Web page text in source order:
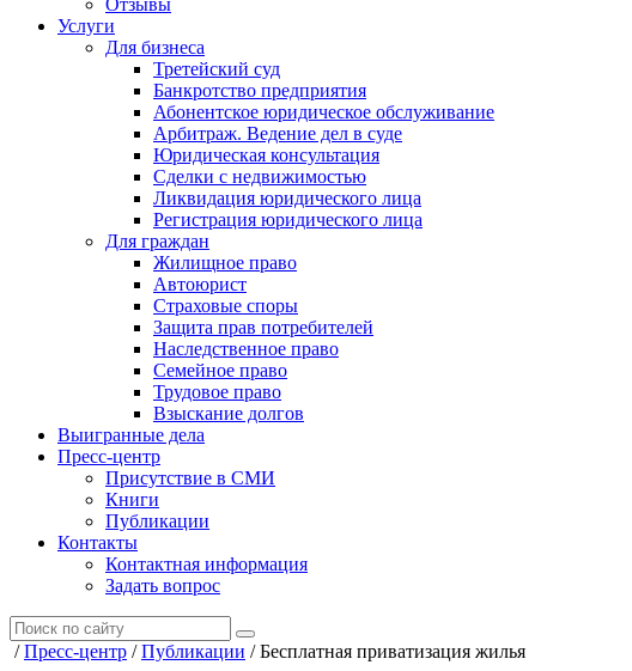
Отзывы
Услуги
Для бизнеса
Третейский суд
Банкротство предприятия
Абонентское юридическое обслуживание
Арбитраж. Ведение дел в суде
Юридическая консультация
Сделки с недвижимостью
Ликвидация юридического лица
Регистрация юридического лица
Для граждан
Жилищное право
Автоюрист
Страховые споры
Защита прав потребителей
Наследственное право
Семейное право
Трудовое право
Взыскание долгов
Выигранные дела
Пресс-центр
Присутствие в СМИ
Книги
Публикации
Контакты
Контактная информация
Задать вопрос
/Пресс-центр /Публикации /Бесплатная приватизация жилья